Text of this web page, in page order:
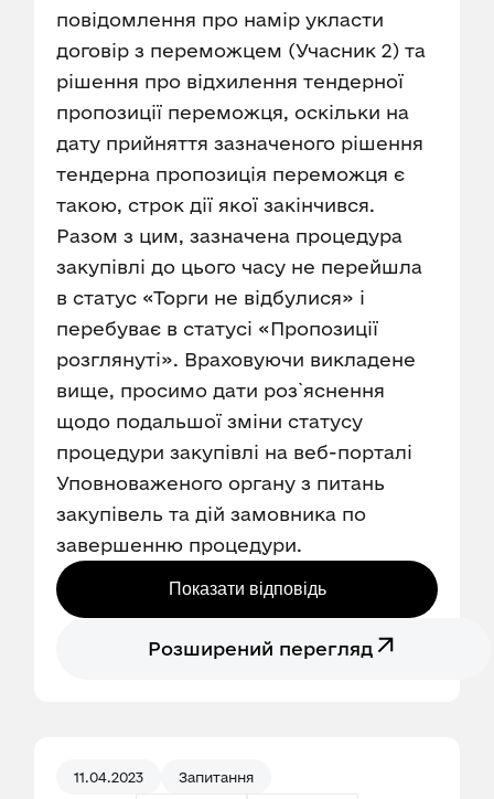
повідомлення про намір укласти
договір з переможцем (Учасник 2) та
рішення про відхилення тендерної
пропозиції переможця, оскільки на
дату прийняття зазначеного рішення
тендерна пропозиція переможця є
такою, строк дії якої закінчився.
Разом з цим, зазначена процедура
закупівлі до цього часу не перейшла
в статус «Торги не відбулися» і
перебуває в статусі «Пропозиції
розглянуті». Враховуючи викладене
вище, просимо дати роз`яснення
щодо подальшої зміни статусу
процедури закупівлі на веб-порталі
Уповноваженого органу з питань
закупівель та дій замовника по
завершенню процедури.
Показати відповідь
Розширений перегляд
11.04.2023 Запитання